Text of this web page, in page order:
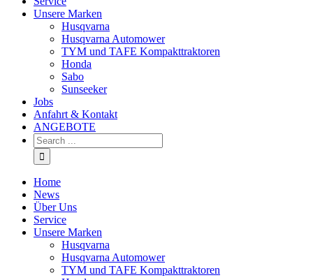
Unsere Marken
Husqvarna
Husqvarna Automower
TYM und TAFE Kompakttraktoren
Honda
Sabo
Sunseeker
Jobs
Anfahrt & Kontakt
ANGEBOTE
Home
News
Über Uns
Service
Unsere Marken
Husqvarna
Husqvarna Automower
TYM und TAFE Kompakttraktoren